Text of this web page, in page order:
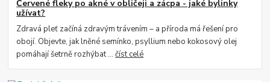
Červené fleky po akné v obličeji a zácpa - jaké bylinky
užívat?
Zdravá pleť začíná zdravým trávením – a příroda má řešení pro
obojí. Objevte, jak lněné semínko, psyllium nebo kokosový olej
pomáhají šetrně rozhýbat ...číst celé